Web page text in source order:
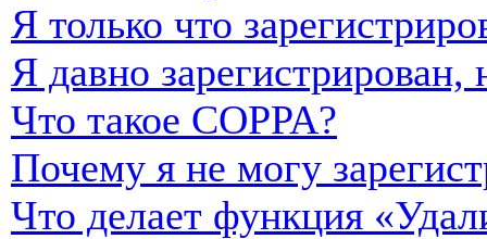
Я только что
Я давно
Что такое COPPA?
Почему я не могу
Что делает функция